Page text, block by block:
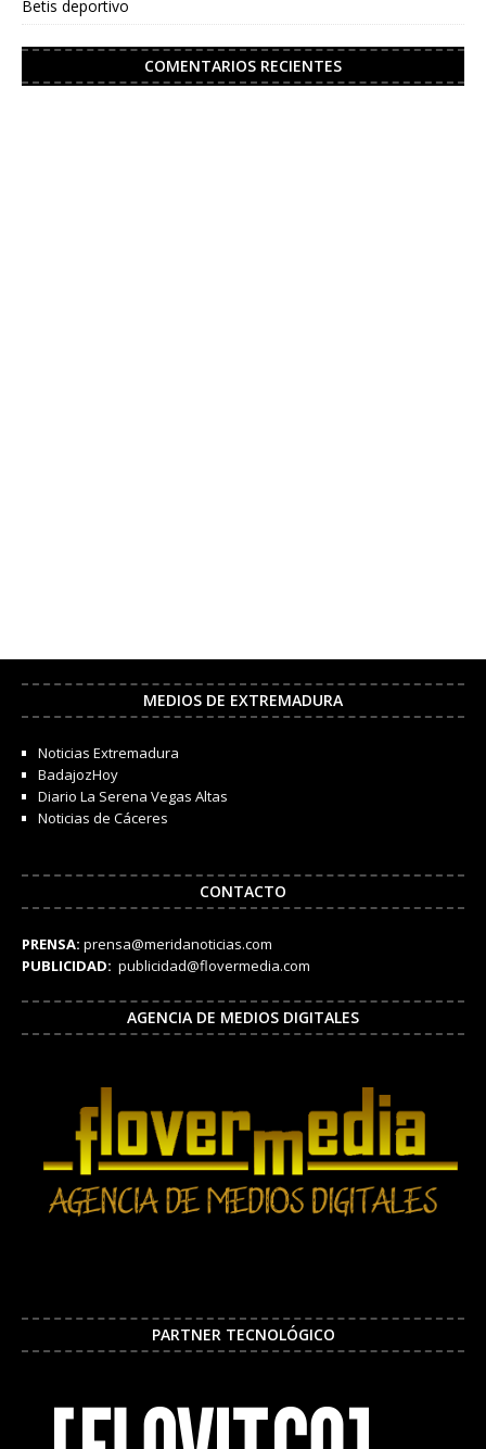
Betis deportivo
COMENTARIOS RECIENTES
MEDIOS DE EXTREMADURA
Noticias Extremadura
BadajozHoy
Diario La Serena Vegas Altas
Noticias de Cáceres
CONTACTO
PRENSA: prensa@meridanoticias.com
PUBLICIDAD: publicidad@flovermedia.com
AGENCIA DE MEDIOS DIGITALES
PARTNER TECNOLÓGICO